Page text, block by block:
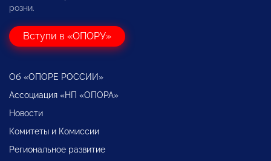
розни.
Вступи в «ОПОРУ»
Об «ОПОРЕ РОССИИ»
Ассоциация «НП «ОПОРА»
Новости
Комитеты и Комиссии
Региональное развитие